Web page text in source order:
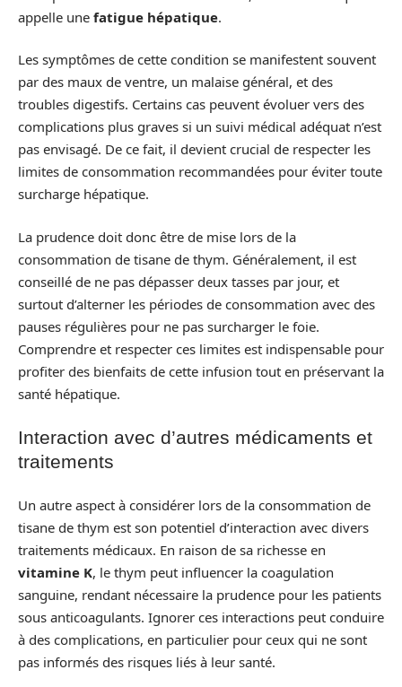
appelle une fatigue hépatique.
Les symptômes de cette condition se manifestent souvent
par des maux de ventre, un malaise général, et des
troubles digestifs. Certains cas peuvent évoluer vers des
complications plus graves si un suivi médical adéquat n’est
pas envisagé. De ce fait, il devient crucial de respecter les
limites de consommation recommandées pour éviter toute
surcharge hépatique.
La prudence doit donc être de mise lors de la
consommation de tisane de thym. Généralement, il est
conseillé de ne pas dépasser deux tasses par jour, et
surtout d’alterner les périodes de consommation avec des
pauses régulières pour ne pas surcharger le foie.
Comprendre et respecter ces limites est indispensable pour
profiter des bienfaits de cette infusion tout en préservant la
santé hépatique.
Interaction avec d’autres médicaments et
traitements
Un autre aspect à considérer lors de la consommation de
tisane de thym est son potentiel d’interaction avec divers
traitements médicaux. En raison de sa richesse en
vitamine K, le thym peut influencer la coagulation
sanguine, rendant nécessaire la prudence pour les patients
sous anticoagulants. Ignorer ces interactions peut conduire
à des complications, en particulier pour ceux qui ne sont
pas informés des risques liés à leur santé.